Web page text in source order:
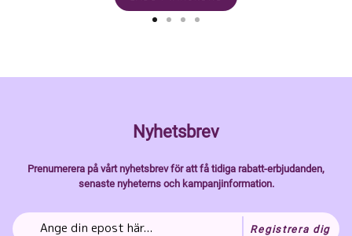
Nyhetsbrev
Prenumerera på vårt nyhetsbrev för att få tidiga rabatt-erbjudanden,
senaste nyheterns och kampanjinformation.
Registrera dig